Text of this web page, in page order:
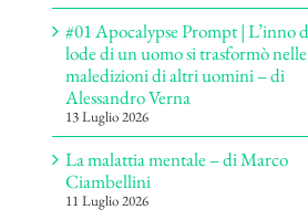
#01 Apocalypse Prompt | L’inno
lode di un uomo si trasformò nelle
maledizioni di altri uomini – di
Alessandro Verna
13 Luglio 2026
La malattia mentale – di Marco
Ciambellini
11 Luglio 2026